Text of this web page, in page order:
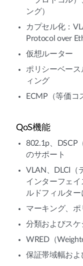
ング）
カプセル化：
Protocol over
仮想ルーター
ポリシーベー
ィング
ECMP（等価コ
QoS機能
802.1p、DSCP
のサポート
VLAN、DLCI（
インターフェ
ルドフィルタ
マーキング、
分類およびス
WRED（
保証帯域幅およ